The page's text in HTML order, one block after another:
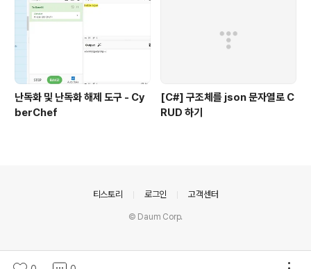
난독화 및 난독화 해제 도구 - Cy
berChef
[C#] 구조체를 json 문자열로 C
RUD 하기
티스토리 로그인 고객센터
© Daum Corp.